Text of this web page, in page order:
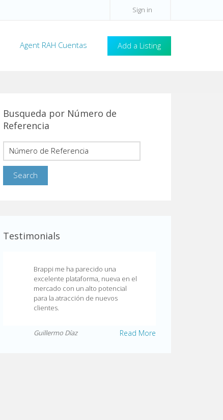
Sign in
Add a Listing
Agent RAH Cuentas
Busqueda por Número de
Referencia
Testimonials
Brappi me ha parecido una
excelente plataforma, nueva en el
mercado con un alto potencial
para la atracción de nuevos
clientes.
Read More
Guillermo Díaz